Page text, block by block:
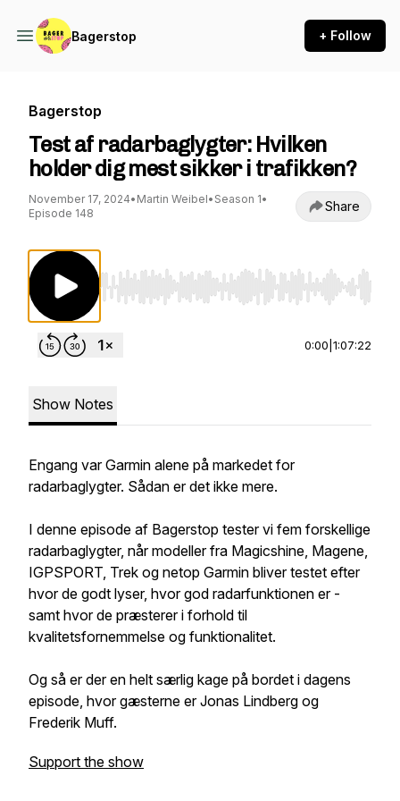
Bagerstop + Follow
Bagerstop
Test af radarbaglygter: Hvilken
holder dig mest sikker i trafikken?
November 17, 2024• Martin Weibel• Season 1•
Episode 148
Share
Use Left/Right to seek, Home/End to jump
0:00 1:07:22
Show Notes
Engang var Garmin alene på markedet for
radarbaglygter. Sådan er det ikke mere.
I denne episode af Bagerstop tester vi fem forskellige
radarbaglygter, når modeller fra Magicshine, Magene,
IGPSPORT, Trek og netop Garmin bliver testet efter
hvor de godt lyser, hvor god radarfunktionen er -
samt hvor de præsterer i forhold til
kvalitetsfornemmelse og funktionalitet.
Og så er der en helt særlig kage på bordet i dagens
episode, hvor gæsterne er Jonas Lindberg og
Frederik Muff.
Support the show